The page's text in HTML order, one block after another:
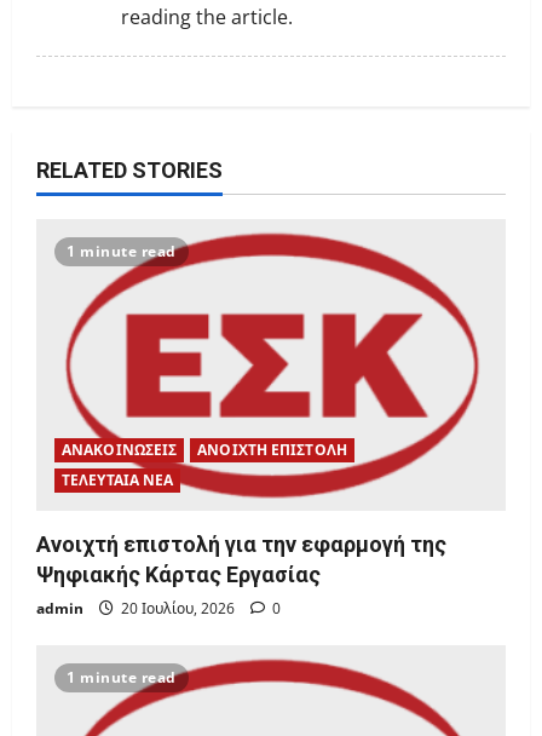
reading the article.
RELATED STORIES
1 minute read
ΑΝΑΚΟΙΝΩΣΕΙΣ
ΑΝΟΙΧΤΗ ΕΠΙΣΤΟΛΗ
ΤΕΛΕΥΤΑΙΑ ΝΕΑ
Ανοιχτή επιστολή για την εφαρμογή της
Ψηφιακής Κάρτας Εργασίας
admin 20 Ιουλίου, 2026 0
1 minute read